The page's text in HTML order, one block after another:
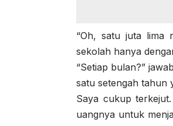
“Oh, satu juta lima
sekolah hanya
“Setiap bulan?”
satu setengah tahun
Saya cukup
uangnya untuk